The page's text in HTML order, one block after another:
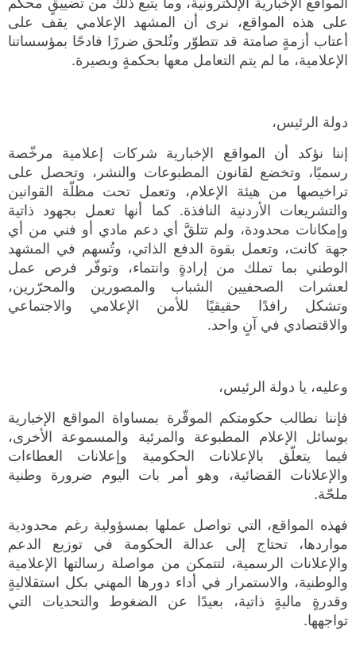
على هذه المواقع، نرى أن المشهد الإعلامي يقف على
أعتاب أزمةٍ صامتة قد تتطوّر وتُلحق ضررًا فادحًا بمؤسساتنا
الإعلامية، ما لم يتم التعامل معها بحكمةٍ وبصيرة.
دولة الرئيس،
إننا نؤكد أن المواقع الإخبارية شركات إعلامية مرخّصة
رسميًا، وتخضع لقانون المطبوعات والنشر، وتحصل على
تراخيصها من هيئة الإعلام، وتعمل تحت مظلّة القوانين
والتشريعات الأردنية النافذة. كما أنها تعمل بجهود ذاتية
وإمكانات محدودة، ولم تتلقَّ أي دعم مادي أو فني من أي
جهة كانت، وتعمل بقوة الدفع الذاتي، وتُسهم في المشهد
الوطني بما تملك من إرادةٍ وانتماء، وتوفّر فرص عمل
لعشرات الصحفيين الشباب والمصورين والمحرّرين،
وتشكل رافدًا حقيقيًا للأمن الإعلامي والاجتماعي
والاقتصادي في آنٍ واحد.
وعليه، يا دولة الرئيس،
فإننا نطالب حكومتكم الموقّرة بمساواة المواقع الإخبارية
بوسائل الإعلام المطبوعة والمرئية والمسموعة الأخرى،
فيما يتعلّق بالإعلانات الحكومية وإعلانات العطاءات
والإعلانات القضائية، وهو أمر بات اليوم ضرورة وطنية
ملحّة.
فهذه المواقع، التي تواصل عملها بمسؤولية رغم محدودية
مواردها، تحتاج إلى عدالة الحكومة في توزيع الدعم
والإعلانات الرسمية، لتتمكن من مواصلة رسالتها الإعلامية
والوطنية، والاستمرار في أداء دورها المهني بكل استقلاليةٍ
وقدرةٍ ماليةٍ ذاتية، بعيدًا عن الضغوط والتحديات التي
تواجهها.